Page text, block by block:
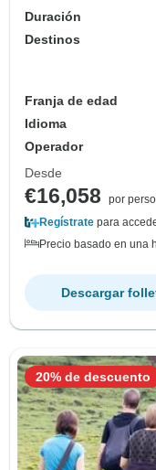
Duración
Destinos
Franja de edad
Idioma
Operador
Desde
€16,058
por
Regístrate para
Precio basado en una
Descargar
20% de descuento